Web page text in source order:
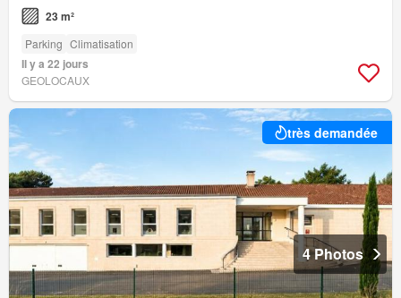
23 m²
Parking Climatisation
Il y a 22 jours
GEOLOCAUX
très demandée
4 Photos